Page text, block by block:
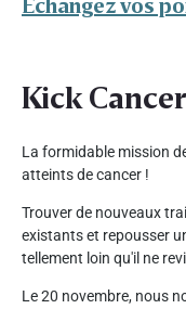
Kick Cancer
La formidable mission
atteints de cancer !
Trouver de nouveaux
existants et repousser
tellement loin qu'il ne
Le 20 novembre, nous